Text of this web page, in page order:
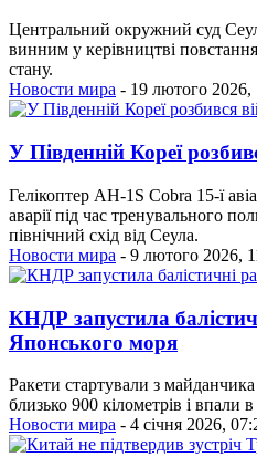
Центральний окружний суд
винним у керівництві
стану.
Новости мира - 19 лютого 2026,
У Південній Кореї
Гелікоптер AH-1S Cobra 15-ї
аварії під час тренувального
північний схід від Сеула.
Новости мира - 9 лютого 2026,
КНДР запустила
Японського моря
Ракети стартували з
близько 900 кілометрів і впали
Новости мира - 4 січня 2026,